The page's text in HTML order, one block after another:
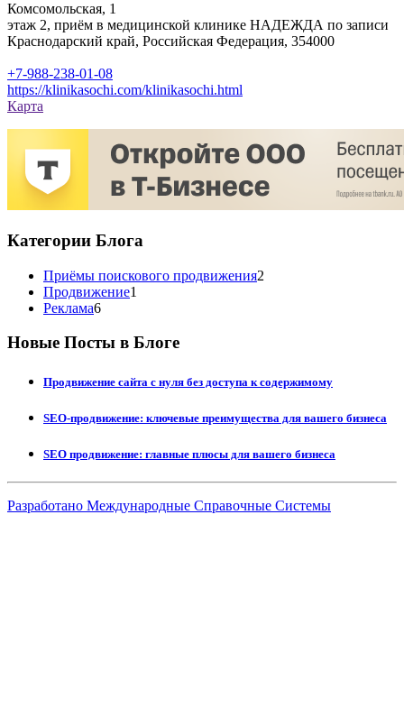
Комсомольская, 1
этаж 2, приём в медицинской клинике НАДЕЖДА по записи
Краснодарский край, Российская Федерация, 354000
+7-988-238-01-08
https://klinikasochi.com/klinikasochi.html
Карта
Категории Блога
Приёмы поискового продвижения2
Продвижение1
Реклама6
Новые Посты в Блоге
Продвижение сайта с нуля без доступа к содержимому
SEO-продвижение: ключевые преимущества для вашего бизнеса
SEO продвижение: главные плюсы для вашего бизнеса
Разработано Международные Справочные Системы